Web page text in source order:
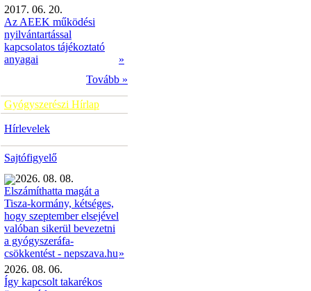
2017. 06. 20.
Az AEEK működési
nyilvántartással
kapcsolatos tájékoztató
anyagai
»
Tovább »
Gyógyszerészi Hírlap
Hírlevelek
Sajtófigyelő
2026. 08. 08.
Elszámíthatta magát a
Tisza-kormány, kétséges,
hogy szeptember elsejével
valóban sikerül bevezetni
a gyógyszeráfa-
csökkentést - nepszava.hu»
2026. 08. 06.
Így kapcsolt takarékos